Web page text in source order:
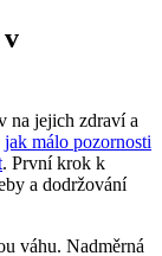
v
na jejich zdraví a
jak málo pozornosti
. První krok k
a dodržování
váhu. Nadměrná